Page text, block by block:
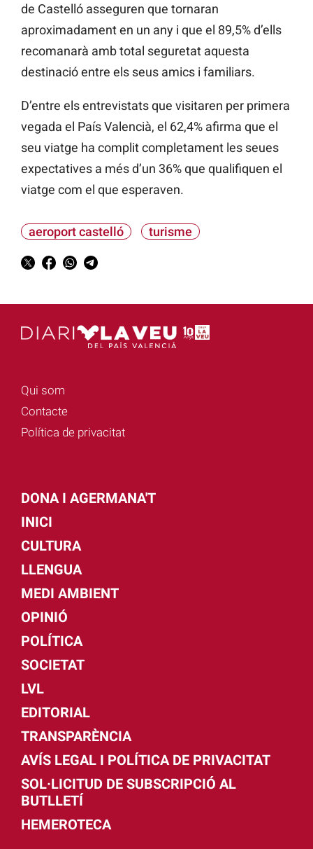
de Castelló asseguren que tornaran
aproximadament en un any i que el 89,5% d’ells
recomanarà amb total seguretat aquesta
destinació entre els seus amics i familiars.
D’entre els entrevistats que visitaren per primera
vegada el País Valencià, el 62,4% afirma que el
seu viatge ha complit completament les seues
expectatives a més d’un 36% que qualifiquen el
viatge com el que esperaven.
aeroport castelló turisme
Qui som
Contacte
Política de privacitat
DONA I AGERMANA'T
INICI
CULTURA
LLENGUA
MEDI AMBIENT
OPINIÓ
POLÍTICA
SOCIETAT
LVL
EDITORIAL
TRANSPARÈNCIA
AVÍS LEGAL I POLÍTICA DE PRIVACITAT
SOL·LICITUD DE SUBSCRIPCIÓ AL
BUTLLETÍ
HEMEROTECA